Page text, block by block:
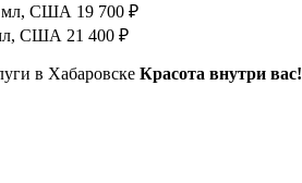
мл, США 19 700 ₽
США 21 400 ₽
в Хабаровске Красота внутри вас!